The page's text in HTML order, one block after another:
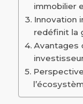
immobilier
Innovation
redéfinit la
Avantages